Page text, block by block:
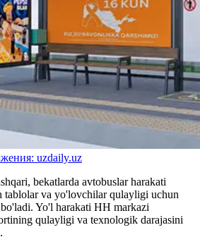
uzdaily.uz
bekatlarda avtobuslar harakati
tablolar va yo'lovchilar qulayligi uchun
Yo'l harakati HH markazi
qulayligi va texnologik darajasini